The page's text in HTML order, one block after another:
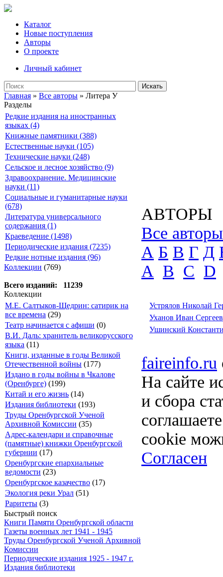
Каталог
Новые поступления
Авторы
О проекте
Личный кабинет
Искать
Главная » Все авторы » Литера У
Разделы
Редкие издания на иностранных
языках (4)
Книжные памятники (388)
Естественные науки (105)
Технические науки (248)
Сельское и лесное хозяйство (9)
Здравоохранение. Медицинские
науки (11)
Социальные и гуманитарные науки
(678)
Литература универсального
содержания (1)
Краеведение (1498)
Периодические издания (7235)
Редкие нотные издания (96)
Коллекции (769)
Всего изданий: 11239
Коллекции
М.Е. Салтыков-Щедрин: сатирик на
все времена (29)
Театр начинается с афиши (0)
В.И. Даль: хранитель великорусского
языка (11)
Книги, изданные в годы Великой
Отечественной войны (177)
Издано в годы войны в Чкалове
(Оренбурге) (199)
Китай и его жизнь (14)
Издания библиотеки (193)
Труды Оренбургской Ученой
Архивной Комиссии (35)
Адрес-календари и справочные
(памятные) книжки Оренбургской
губернии (17)
Оренбургские епархиальные
ведомости (23)
Оренбургское казачество (17)
Экология реки Урал (51)
Раритеты (3)
Быстрый поиск
Книги Памяти Оренбургской области
Газеты военных лет 1941 - 1945
Труды Оренбургской Ученой Архивной
Комиссии
Периодические издания 1925 - 1947 г.
Издания библиотеки
АВТОРЫ
Все авторы
А Б В Г Д
A B C D
Устрялов Николай
Уханов Иван
Ушинский
faireinfo.ru
На сайте
и сбора
cookie
Согласен